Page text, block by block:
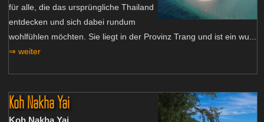
für alle, die das ursprüngliche Thailand
entdecken und sich dabei rundum
wohlfühlen möchten. Sie liegt in der Provinz Trang und ist ein wu...
⇒ weiter
Koh Nakha Yai
Koh Nakha Yai